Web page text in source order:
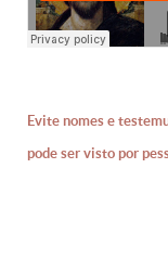
Evite nomes e
pode ser visto por